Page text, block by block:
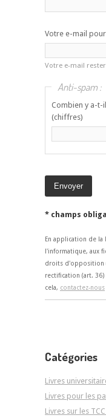
Votre e-mail
Votre e-mail
Anti-spam :
Combien y a-t-
(chiffres)
* champs
En application de la
l'informatique, aux
droits d'opposition
rectification (art.
cela, contactez-nous
Catégories
Livres
Livres pour les
Livres sur les